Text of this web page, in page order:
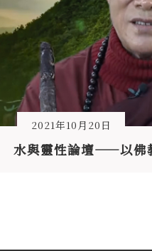
2021年10月20日